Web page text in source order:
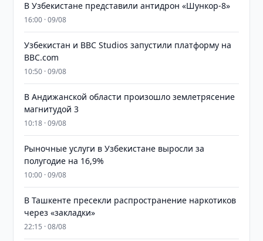
В Узбекистане представили антидрон «Шункор-8»
16:00 · 09/08
Узбекистан и BBC Studios запустили платформу на
BBC.com
10:50 · 09/08
В Андижанской области произошло землетрясение
магнитудой 3
10:18 · 09/08
Рыночные услуги в Узбекистане выросли за
полугодие на 16,9%
10:00 · 09/08
В Ташкенте пресекли распространение наркотиков
через «закладки»
22:15 · 08/08